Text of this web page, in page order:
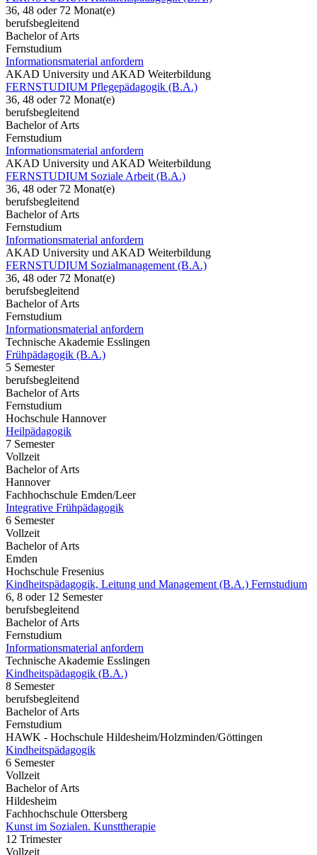
36, 48 oder 72 Monat(e)
berufsbegleitend
Bachelor of Arts
Fernstudium
Informationsmaterial anfordern
AKAD University und AKAD Weiterbildung
FERNSTUDIUM Pflegepädagogik (B.A.)
36, 48 oder 72 Monat(e)
berufsbegleitend
Bachelor of Arts
Fernstudium
Informationsmaterial anfordern
AKAD University und AKAD Weiterbildung
FERNSTUDIUM Soziale Arbeit (B.A.)
36, 48 oder 72 Monat(e)
berufsbegleitend
Bachelor of Arts
Fernstudium
Informationsmaterial anfordern
AKAD University und AKAD Weiterbildung
FERNSTUDIUM Sozialmanagement (B.A.)
36, 48 oder 72 Monat(e)
berufsbegleitend
Bachelor of Arts
Fernstudium
Informationsmaterial anfordern
Technische Akademie Esslingen
Frühpädagogik (B.A.)
5 Semester
berufsbegleitend
Bachelor of Arts
Fernstudium
Hochschule Hannover
Heilpädagogik
7 Semester
Vollzeit
Bachelor of Arts
Hannover
Fachhochschule Emden/Leer
Integrative Frühpädagogik
6 Semester
Vollzeit
Bachelor of Arts
Emden
Hochschule Fresenius
Kindheitspädagogik, Leitung und Management (B.A.) Fernstudium
6, 8 oder 12 Semester
berufsbegleitend
Bachelor of Arts
Fernstudium
Informationsmaterial anfordern
Technische Akademie Esslingen
Kindheitspädagogik (B.A.)
8 Semester
berufsbegleitend
Bachelor of Arts
Fernstudium
HAWK - Hochschule Hildesheim/Holzminden/Göttingen
Kindheitspädagogik
6 Semester
Vollzeit
Bachelor of Arts
Hildesheim
Fachhochschule Ottersberg
Kunst im Sozialen. Kunsttherapie
12 Trimester
Vollzeit